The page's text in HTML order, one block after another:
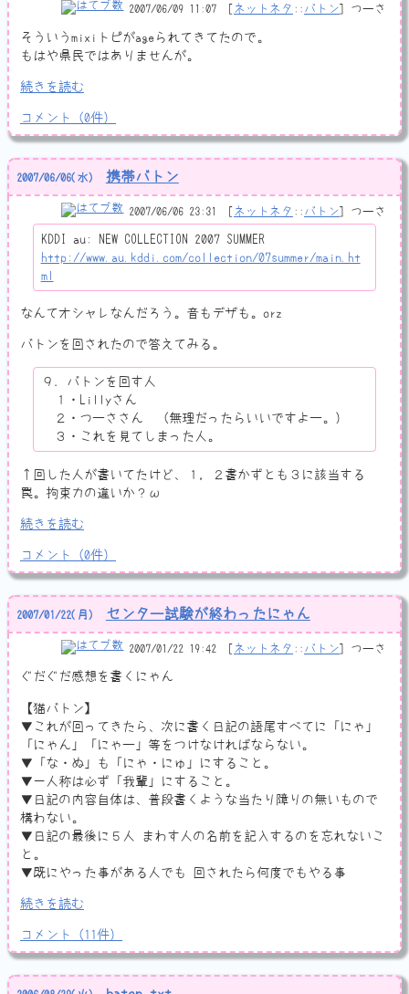
2007/06/09 11:07 ネットネタ :: バトン つーさ
そういうmixiトピがageられてきてたので。
もはや県民ではありませんが。
続きを読む
コメント （0件）
2007/06/06(水) 携帯バトン
2007/06/06 23:31 ネットネタ :: バトン つーさ
KDDI au: NEW COLLECTION 2007 SUMMER
http://www.au.kddi.com/collection/07summer/main.ht
ml
なんてオシャレなんだろう。音もデザも。orz
バトンを回されたので答えてみる。
９．バトンを回す人
１・Lillyさん
２・つーささん （無理だったらいいですよー。）
３・これを見てしまった人。
↑回した人が書いてたけど、１，２書かずとも３に該当する
罠。拘束力の違いか？ω
続きを読む
コメント （0件）
2007/01/22(月) センター試験が終わったにゃん
2007/01/22 19:42 ネットネタ :: バトン つーさ
ぐだぐだ感想を書くにゃん
【猫バトン】
▼これが回ってきたら、次に書く日記の語尾すべてに「にゃ」
「にゃん」「にゃー」等をつけなければならない。
▼「な・ぬ」も「にゃ・にゅ」にすること。
▼一人称は必ず「我輩」にすること。
▼日記の内容自体は、普段書くような当たり障りの無いもので
構わない。
▼日記の最後に５人 まわす人の名前を記入するのを忘れないこ
と。
▼既にやった事がある人でも 回されたら何度でもやる事
続きを読む
コメント （ 11 件）